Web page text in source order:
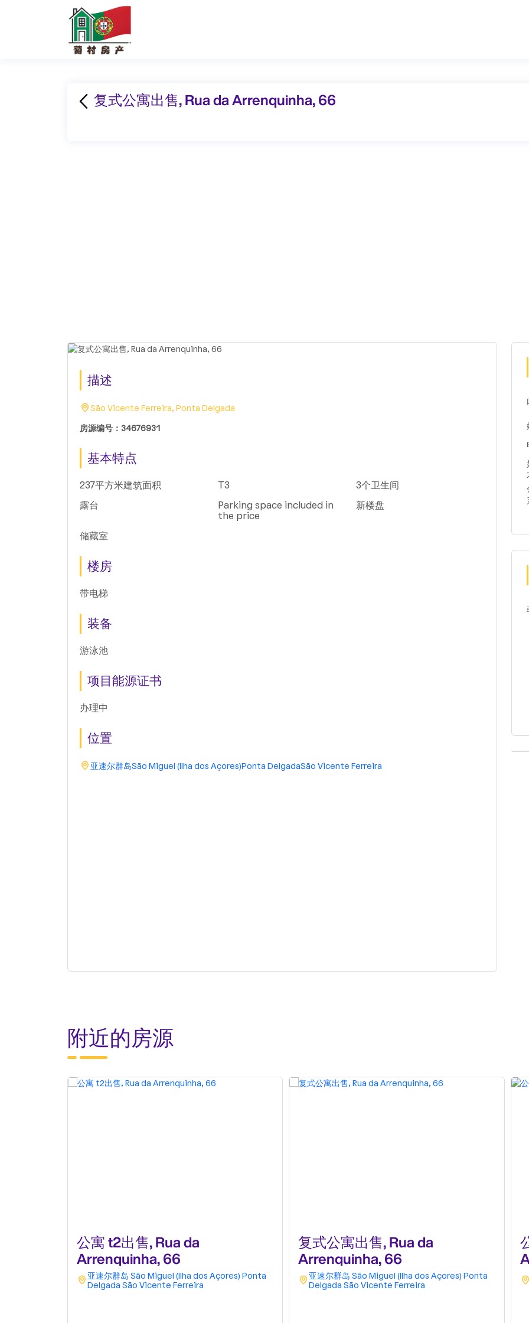
复式公寓出售, Rua da Arrenquinha, 66
描述
São Vicente Ferreira, Ponta Delgada
房源编号：34676931
基本特点
237平方米建筑面积 T3
3个卫生间
露台
Parking space included in
the price
新楼盘
储藏室
楼房
带电梯
装备
游泳池
项目能源证书
办理中
位置
亚速尔群岛São Miguel (Ilha dos Açores)Ponta DelgadaSão Vicente Ferreira
附近的房源
公寓 t2出售, Rua da
Arrenquinha, 66
亚速尔群岛 São Miguel (Ilha dos Açores) Ponta
Delgada São Vicente Ferreira
复式公寓出售, Rua da
Arrenquinha, 66
亚速尔群岛 São Miguel (Ilha dos Açores) Ponta
Delgada São Vicente Ferreira